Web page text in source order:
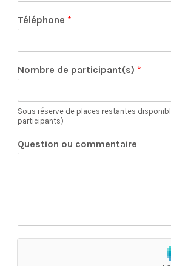
Téléphone *
Nombre de participant(s) *
Sous réserve de places restantes
participants)
Question ou commentaire